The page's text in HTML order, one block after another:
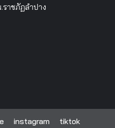
าชภัฏลำปาง
instagram tiktok